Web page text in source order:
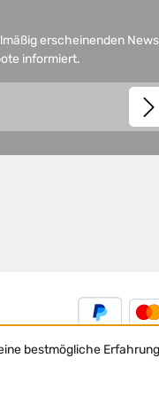
erscheinenden
informiert.
bestmögliche